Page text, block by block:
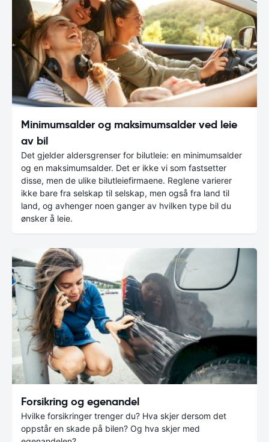
Minimumsalder og maksimumsalder ved leie
av bil
Det gjelder aldersgrenser for bilutleie: en minimumsalder
og en maksimumsalder. Det er ikke vi som fastsetter
disse, men de ulike bilutleiefirmaene. Reglene varierer
ikke bare fra selskap til selskap, men også fra land til
land, og avhenger noen ganger av hvilken type bil du
ønsker å leie.
Forsikring og egenandel
Hvilke forsikringer trenger du? Hva skjer dersom det
oppstår en skade på bilen? Og hva skjer med